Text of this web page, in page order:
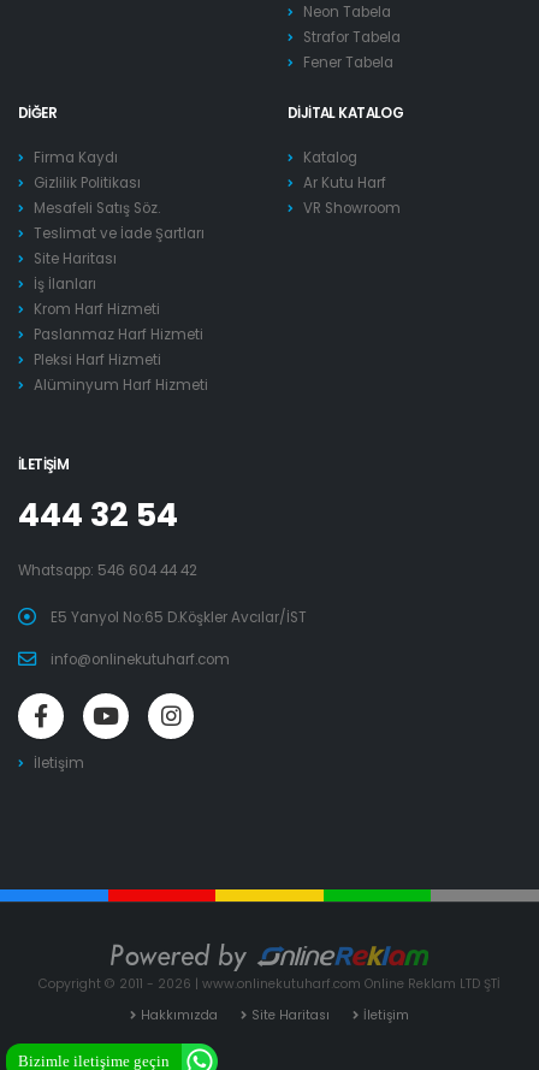
Neon Tabela
Strafor Tabela
Fener Tabela
DIĞER
Firma Kaydı
Gizlilik Politikası
Mesafeli Satış Söz.
Teslimat ve İade Şartları
Site Haritası
İş İlanları
Krom Harf Hizmeti
Paslanmaz Harf Hizmeti
Pleksi Harf Hizmeti
Alüminyum Harf Hizmeti
DIJITAL KATALOG
Katalog
Ar Kutu Harf
VR Showroom
İLETIŞIM
444 32 54
Whatsapp: 546 604 44 42
E5 Yanyol No:65 D.Köşkler Avcılar/İST
info@onlinekutuharf.com
İletişim
Copyright © 2011 - 2026 | www.onlinekutuharf.com Online Reklam LTD ŞTİ
Hakkımızda
Site Haritası İletişim
Bizimle iletişime geçin